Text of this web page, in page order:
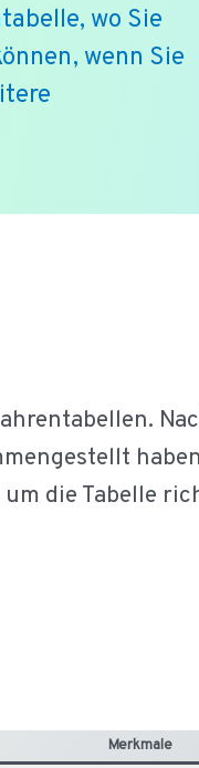
wo Sie
wenn Sie
die Tabelle
Merkmale